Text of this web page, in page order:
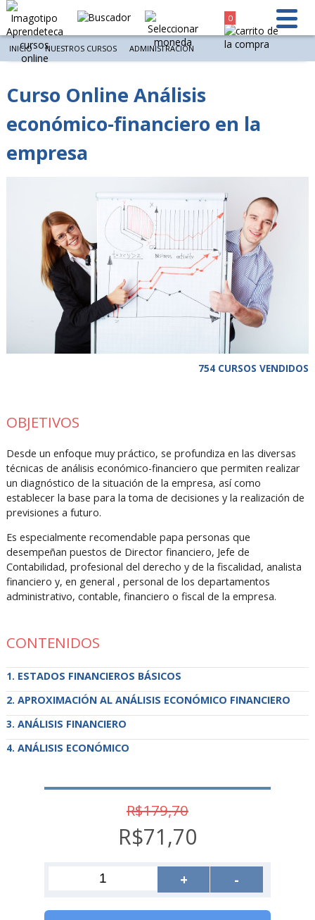
0
INICIO NUESTROS CURSOS ADMINISTRACIÓN
Curso Online Análisis
económico-financiero en la
empresa
754 CURSOS VENDIDOS
OBJETIVOS
Desde un enfoque muy práctico, se profundiza en las diversas
técnicas de análisis económico-financiero que permiten realizar
un diagnóstico de la situación de la empresa, así como
establecer la base para la toma de decisiones y la realización de
previsiones a futuro.
Es especialmente recomendable papa personas que
desempeñan puestos de Director financiero, Jefe de
Contabilidad, profesional del derecho y de la fiscalidad, analista
financiero y, en general , personal de los departamentos
administrativo, contable, financiero o fiscal de la empresa.
CONTENIDOS
ESTADOS FINANCIEROS BÁSICOS
APROXIMACIÓN AL ANÁLISIS ECONÓMICO FINANCIERO
ANÁLISIS FINANCIERO
ANÁLISIS ECONÓMICO
R$179,70
R$71,70
+ -